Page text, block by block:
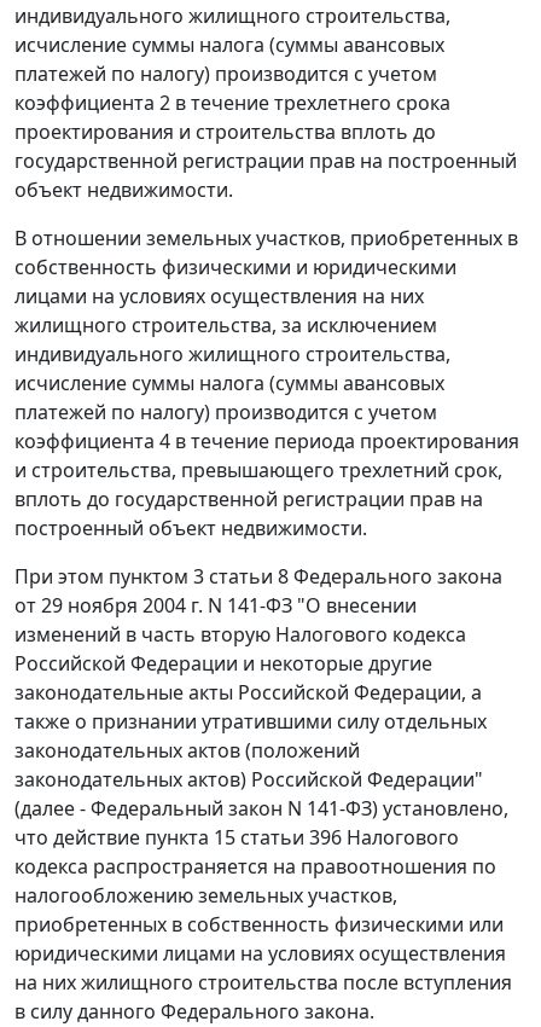
индивидуального жилищного строительства,
исчисление суммы налога (суммы авансовых
платежей по налогу) производится с учетом
коэффициента 2 в течение трехлетнего срока
проектирования и строительства вплоть до
государственной регистрации прав на построенный
объект недвижимости.
В отношении земельных участков, приобретенных в
собственность физическими и юридическими
лицами на условиях осуществления на них
жилищного строительства, за исключением
индивидуального жилищного строительства,
исчисление суммы налога (суммы авансовых
платежей по налогу) производится с учетом
коэффициента 4 в течение периода проектирования
и строительства, превышающего трехлетний срок,
вплоть до государственной регистрации прав на
построенный объект недвижимости.
При этом пунктом 3 статьи 8 Федерального закона
от 29 ноября 2004 г. N 141-ФЗ "О внесении
изменений в часть вторую Налогового кодекса
Российской Федерации и некоторые другие
законодательные акты Российской Федерации, а
также о признании утратившими силу отдельных
законодательных актов (положений
законодательных актов) Российской Федерации"
(далее - Федеральный закон N 141-ФЗ) установлено,
что действие пункта 15 статьи 396 Налогового
кодекса распространяется на правоотношения по
налогообложению земельных участков,
приобретенных в собственность физическими или
юридическими лицами на условиях осуществления
на них жилищного строительства после вступления
в силу данного Федерального закона.